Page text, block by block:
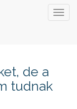
de a
tudnak